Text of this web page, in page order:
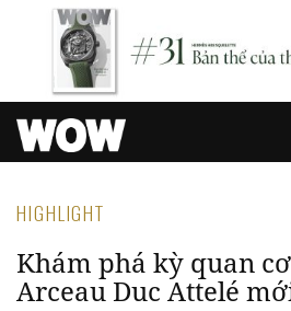
HIGHLIGHT
Khám phá kỳ quan
Arceau Duc Attelé